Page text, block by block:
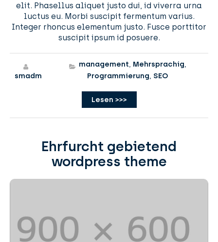
elit. Phasellus aliquet justo dui, id viverra urna
luctus eu. Morbi suscipit fermentum varius.
Integer rhoncus elementum justo. Fusce porttitor
suscipit ipsum id posuere.
smadm
management, Mehrsprachig,
Programmierung, SEO
Lesen >>>
Ehrfurcht gebietend
wordpress theme